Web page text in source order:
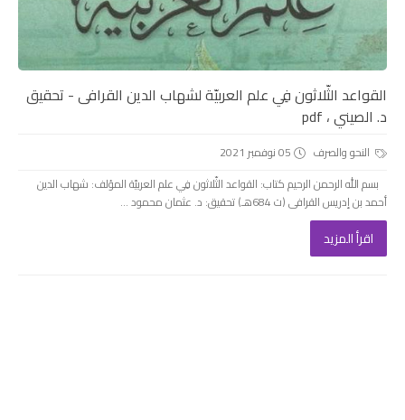
القواعد الثّلاثون فِي علم العربيّة لشهاب الدين القرافى - تحقيق
د. الصيني ، pdf
النحو والصرف
05 نوفمبر 2021
بسم الله الرحمن الرحيم كتاب: القواعد الثّلاثون فِي علم العربيّة المؤلف: شهاب الدين
أحمد بن إدريس القرافى (ت 684هـ) تحقيق: د. عثمان محمود ...
اقرأ المزيد